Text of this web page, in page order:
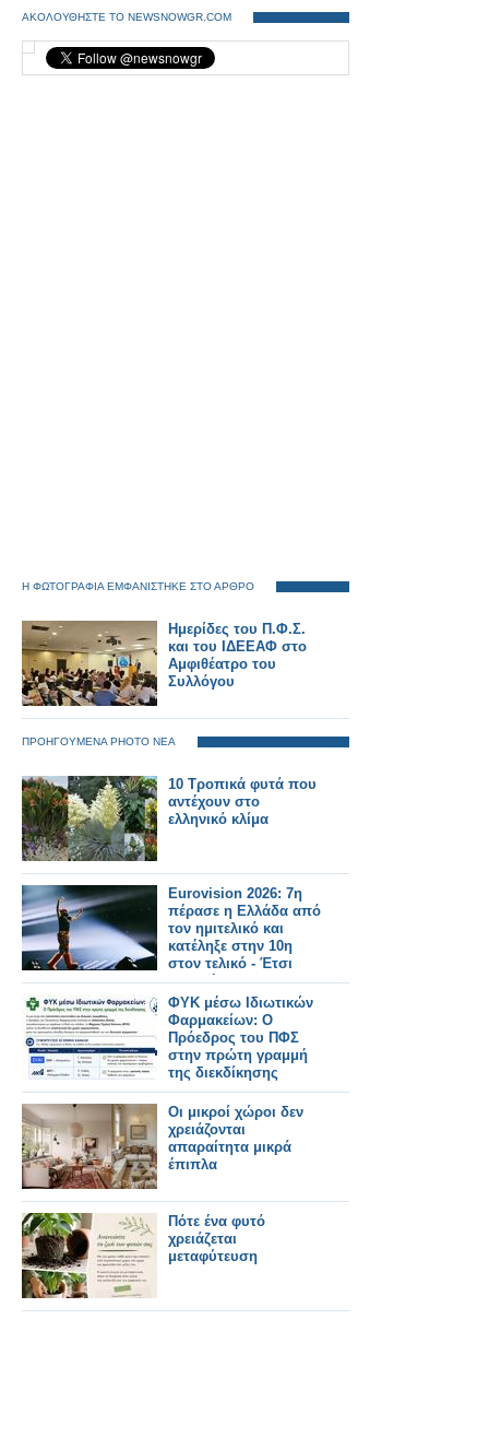
ΑΚΟΛΟΥΘΗΣΤΕ ΤΟ NEWSNOWGR.COM
Η ΦΩΤΟΓΡΑΦΙΑ ΕΜΦΑΝΙΣΤΗΚΕ ΣΤΟ ΑΡΘΡΟ
Ημερίδες του Π.Φ.Σ.
και του ΙΔΕΕΑΦ στο
Αμφιθέατρο του
Συλλόγου
ΠΡΟΗΓΟΥΜΕΝΑ PHOTO ΝΕΑ
10 Τροπικά φυτά που
αντέχουν στο
ελληνικό κλίμα
Eurovision 2026: 7η
πέρασε η Ελλάδα από
τον ημιτελικό και
κατέληξε στην 10η
στον τελικό - Έτσι
μας ψήφισαν
ΦΥΚ μέσω Ιδιωτικών
Φαρμακείων: Ο
Πρόεδρος του ΠΦΣ
στην πρώτη γραμμή
της διεκδίκησης
Οι μικροί χώροι δεν
χρειάζονται
απαραίτητα μικρά
έπιπλα
Πότε ένα φυτό
χρειάζεται
μεταφύτευση